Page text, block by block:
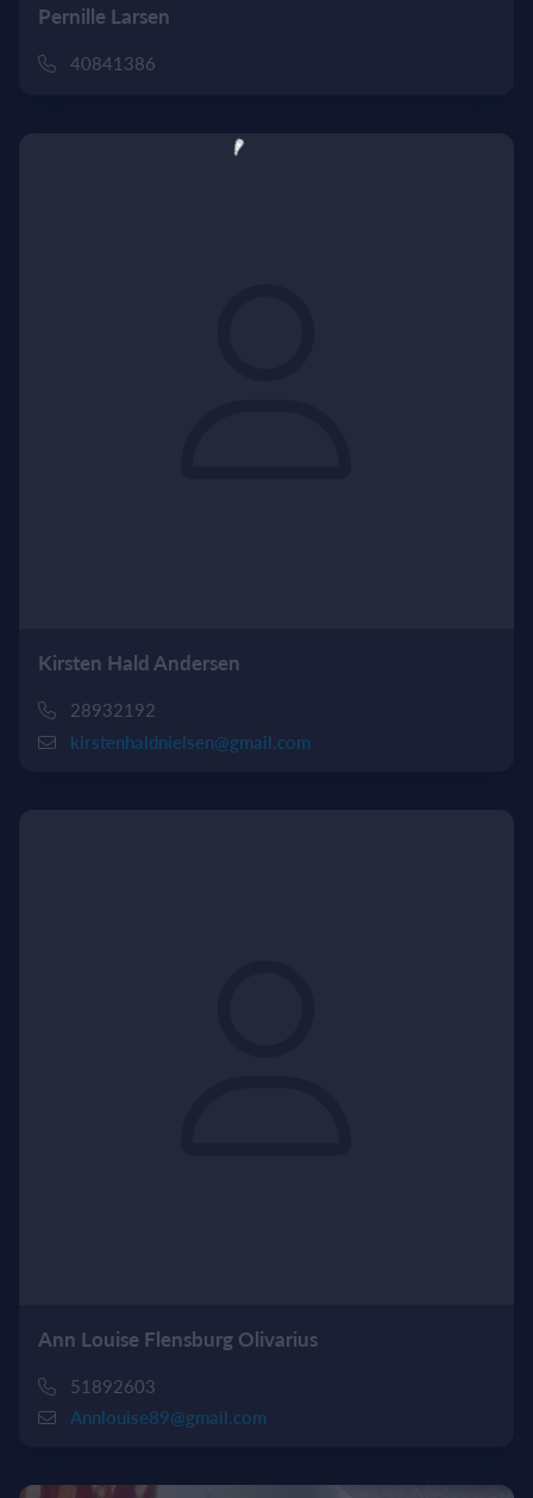
Pernille Larsen
40841386
Kirsten Hald Andersen
28932192
kirstenhaldnielsen@gmail.com
Ann Louise Flensburg Olivarius
51892603
Annlouise89@gmail.com